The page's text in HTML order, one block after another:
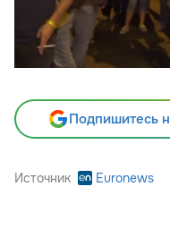
Подпишитесь
Источник Euronews